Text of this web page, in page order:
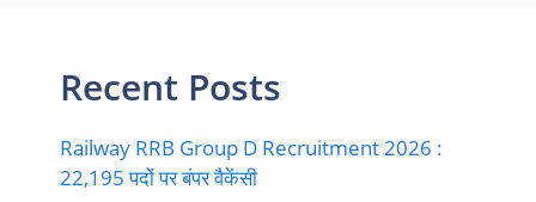
Recent Posts
Railway RRB Group D Recruitment 2026 :
22,195 पदों पर बंपर वैकेंसी